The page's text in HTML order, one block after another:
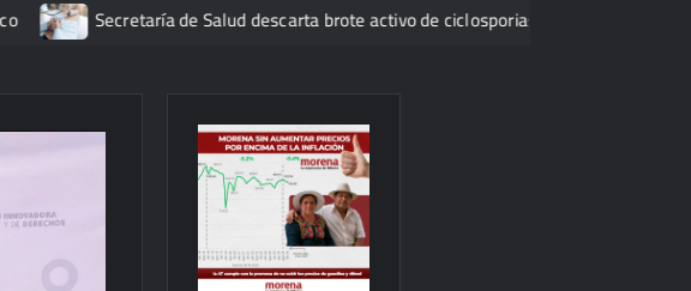
Secretaría de Salud descarta brote activo de ciclosporiasis en México y pide